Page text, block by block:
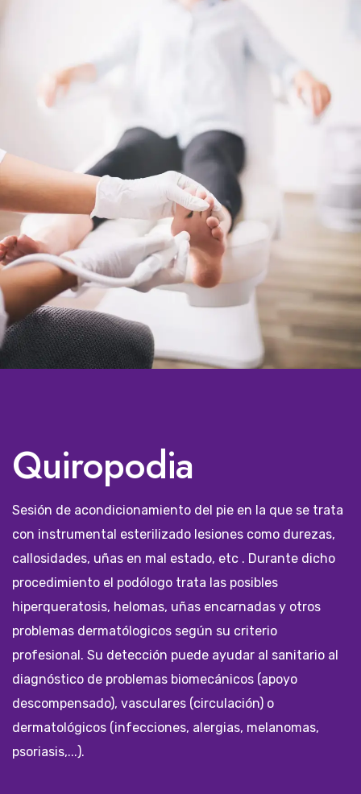
Quiropodia
Sesión de acondicionamiento del pie en la que se trata
con instrumental esterilizado lesiones como durezas,
callosidades, uñas en mal estado, etc . Durante dicho
procedimiento el podólogo trata las posibles
hiperqueratosis, helomas, uñas encarnadas y otros
problemas dermatólogicos según su criterio
profesional. Su detección puede ayudar al sanitario al
diagnóstico de problemas biomecánicos (apoyo
descompensado), vasculares (circulación) o
dermatológicos (infecciones, alergias, melanomas,
psoriasis,...).